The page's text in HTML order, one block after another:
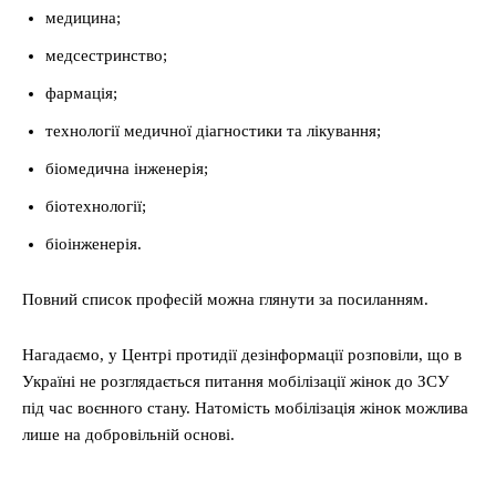
медицина;
медсестринство;
фармація;
технології медичної діагностики та лікування;
біомедична інженерія;
біотехнології;
біоінженерія.
Повний список професій можна глянути за посиланням.
Нагадаємо, у Центрі протидії дезінформації розповіли, що в
Україні не розглядається питання мобілізації жінок до ЗСУ
під час воєнного стану. Натомість мобілізація жінок можлива
лише на добровільній основі.